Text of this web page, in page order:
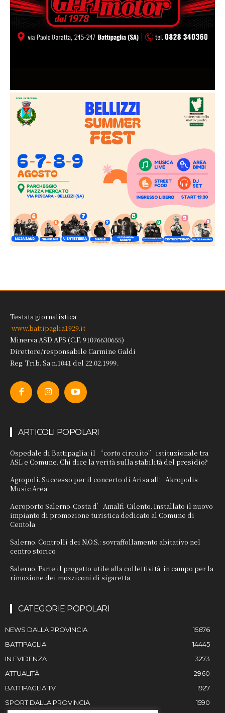
Testata giornalistica
www.battipaglia1929.it
Minerva ASD APS (C.F. 91076630655)
Direttore/responsabile Carmine Galdi
Reg. Trib. Sa n.1041 del 22.02.1999.
ARTICOLI POPOLARI
Ospedale di Battipaglia: il “corto circuito” istituzionale tra
ASL e Comune. Chi dice la verità sulla stabilità del presidio?
Agropoli. Successo per il concerto di Arisa all’Akropolis
Music Area
Aeroporto Salerno-Costa d’Amalfi-Cilento. Installato il nuovo
impianto di promozione turistica dedicato al Comune di
Centola
Salerno. Controlli dei N.O.S.: sovraffollamento abitativo nel
centro storico
Salerno. Parte il progetto utile alla collettività: in campo per la
rimozione dei mozziconi di sigaretta
CATEGORIE POPOLARI
NEWS DALLA PROVINCIA
15676
BATTIPAGLIA
14445
IN EVIDENZA
3273
ATTUALITÀ
2960
BATTIPAGLIA TV
1927
SPORT DALLA PROVINCIA
1590